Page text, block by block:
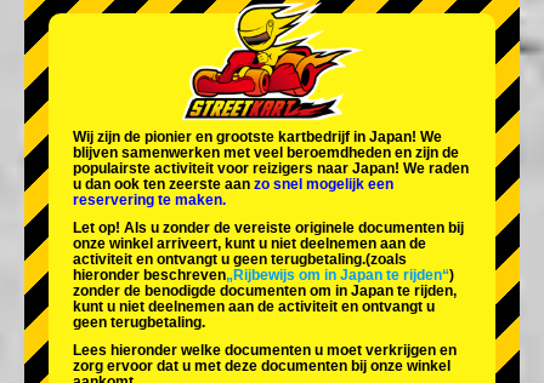
Vestiging Wijzigen
Tokio Shinagawa Tokio Akihabara#1
Tokio Akihabara#2
Tokio Shibuya Annex Tokio Baai
Tokio Asakusa Osaka
Okinawa
Wij zijn de pionier en grootste kartbedrijf in Japan! We
blijven samenwerken met veel beroemdheden en zijn de
populairste activiteit voor reizigers naar Japan! We raden
u dan ook ten zeerste aan zo snel mogelijk een
reservering te maken.
Let op! Als u zonder de vereiste originele documenten bij
onze winkel arriveert, kunt u niet deelnemen aan de
activiteit en ontvangt u geen terugbetaling.(zoals
hieronder beschreven„Rijbewijs om in Japan te rijden“)
zonder de benodigde documenten om in Japan te rijden,
kunt u niet deelnemen aan de activiteit en ontvangt u
geen terugbetaling.
Lees hieronder welke documenten u moet verkrijgen en
zorg ervoor dat u met deze documenten bij onze winkel